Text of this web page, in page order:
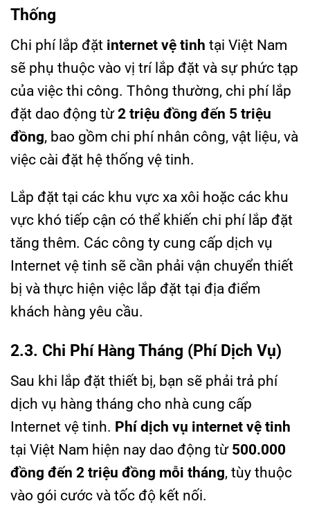
Thống
Chi phí lắp đặt internet vệ tinh tại Việt Nam
sẽ phụ thuộc vào vị trí lắp đặt và sự phức tạp
của việc thi công. Thông thường, chi phí lắp
đặt dao động từ2 triệu đồng đến 5 triệu
đồng, bao gồm chi phí nhân công, vật liệu, và
việc cài đặt hệ thống vệ tinh.
Lắp đặt tại các khu vực xa xôi hoặc các khu
vực khó tiếp cận có thể khiến chi phí lắp đặt
tăng thêm. Các công ty cung cấp dịch vụ
Internet vệ tinh sẽ cần phải vận chuyển thiết
bị và thực hiện việc lắp đặt tại địa điểm
khách hàng yêu cầu.
2.3. Chi Phí Hàng Tháng (Phí Dịch Vụ)
Sau khi lắp đặt thiết bị, bạn sẽ phải trả phí
dịch vụ hàng tháng cho nhà cung cấp
Internet vệ tinh. Phí dịch vụ internet vệ tinh
tại Việt Nam hiện nay dao động từ 500.000
đồng đến 2 triệu đồng mỗi tháng, tùy thuộc
vào gói cước và tốc độ kết nối.